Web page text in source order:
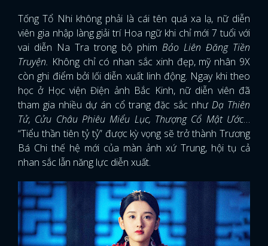
Tống Tổ Nhi không phải là cái tên quá xa lạ, nữ diễn
viên gia nhập làng giải trí Hoa ngữ khi chỉ mới 7 tuổi với
vai diễn Na Tra trong bộ phim Bảo Liên Đăng Tiền
Truyện. Không chỉ có nhan sắc xinh đẹp, mỹ nhân 9X
còn ghi điểm bởi lối diễn xuất linh động. Ngay khi theo
học ở Học viện Điện ảnh Bắc Kinh, nữ diễn viên đã
tham gia nhiều dự án cổ trang đặc sắc như Dạ Thiên
Tử, Cửu Châu Phiêu Miểu Lục, Thượng Cổ Mật Ước…
“Tiểu thần tiên tỷ tỷ” được kỳ vọng sẽ trở thành Trương
Bá Chi thế hệ mới của màn ảnh xứ Trung, hội tụ cả
nhan sắc lẫn năng lực diễn xuất.